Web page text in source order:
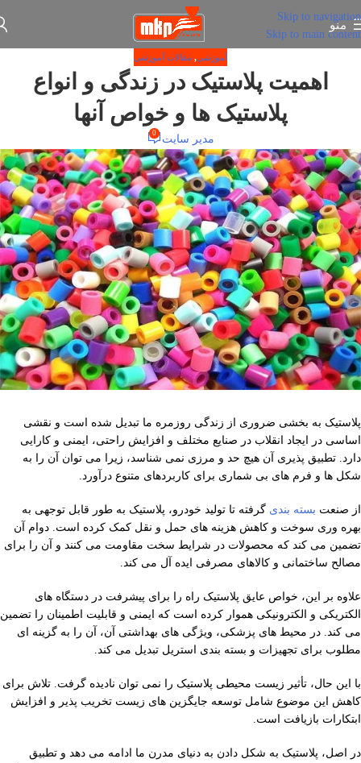
Skip to navigation
Skip to main content
منو
آموزشی, مقالات آموزشی
اهمیت پلاستیک در زندگی و انواع
پلاستیک ها و خواص آنها
مدیر سایت 0
پلاستیک به بخشی ضروری از زندگی روزمره ما تبدیل شده است و نقشی
اساسی در ایجاد انقلاب در صنایع مختلف و افزایش راحتی، ایمنی و کارایی
دارد. تطبیق پذیری آن هیچ حد و مرزی نمی شناسد، زیرا می توان آن را به
شکل ها و فرم های بی شماری برای کاربردهای متنوع درآورد.
از صنعت بسته بندی گرفته تا تولید خودرو، پلاستیک به طور قابل توجهی به
بهره وری سوخت و کاهش هزینه های حمل و نقل کمک کرده است. دوام آن
تضمین می کند که محصولات در شرایط سخت مقاومت می کنند و آن را برای
مصالح ساختمانی و کالاهای مصرفی ایده آل می کند.
علاوه بر این، خواص عایق پلاستیک راه را برای پیشرفت در دستگاه های
الکتریکی و الکترونیکی هموار کرده است که ایمنی و قابلیت اطمینان را تضمین
می کند. در محیط های پزشکی، ویژگی های بهداشتی آن، آن را به گزینه ای
مطلوب برای تجهیزات و بسته بندی استریل تبدیل می کند.
با این حال، تأثیر زیست محیطی پلاستیک را نمی توان نادیده گرفت. تلاش برای
کاهش این موضوع شامل توسعه جایگزین های زیست تخریب پذیر و افزایش
ابتکارات بازیافت است.
در اصل، پلاستیک به شکل دادن به دنیای مدرن ما ادامه می دهد و تطبیق